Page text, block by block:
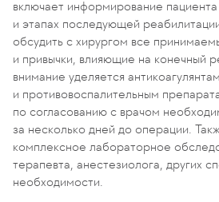
включает информирование
и этапах последующей
обсудить с хирургом все
и привычки, влияющие на конечный
внимание уделяется антикоагулянтам
и противовоспалительным
по согласованию с врачом
за несколько дней до операции.
комплексное лабораторное
терапевта, анестезиолога, других
необходимости.